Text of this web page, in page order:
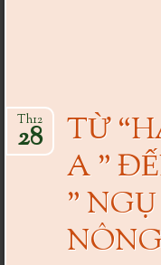
TỪ
A ”
”
Th12
28